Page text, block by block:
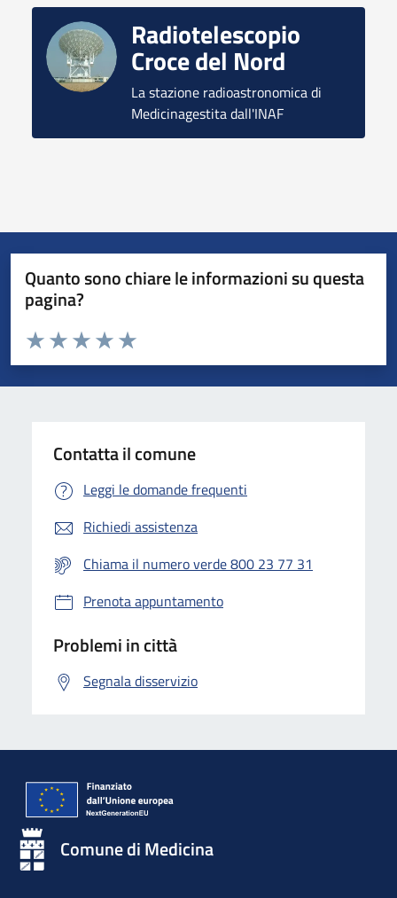
Radiotelescopio
Croce del Nord
La stazione radioastronomica di
Medicinagestita dall'INAF
Quanto sono chiare le informazioni su questa
pagina?
Valuta da 1 a 5 stelle la pagina
Valuta 5 stelle su 5
Valuta 4 stelle su 5
Valuta 3 stelle su 5
Valuta 2 stelle su 5
Valuta 1 stelle su 5
Contatta il comune
Leggi le domande frequenti
Richiedi assistenza
Chiama il numero verde 800 23 77 31
Prenota appuntamento
Problemi in città
Segnala disservizio
Comune di Medicina